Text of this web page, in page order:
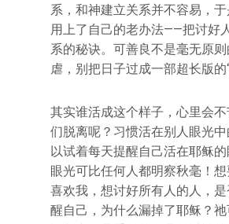
系，和神建立关系并不容易，
用上了自己的老办法——把讨好
系的秘诀。可善良不是毫无原
虐，别把日子过成一部超长版的“
其实谁活成这个样子，心里会
们脱离呢？习惯活在别人眼光
以试着每天提醒自己活在耶稣
眼光可比任何人都明察秋毫！
喜欢我，想讨好所有人的人，
醒自己，为什么漏掉了耶稣？